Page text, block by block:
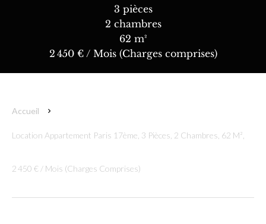
3 pièces
2 chambres
62 m²
2 450 € / Mois (Charges comprises)
Accueil
Location Appartement Paris 17ème, 3 Pièces, 2 Chambres, 62 M²,
2 450 € / Mois (Charges Comprises)